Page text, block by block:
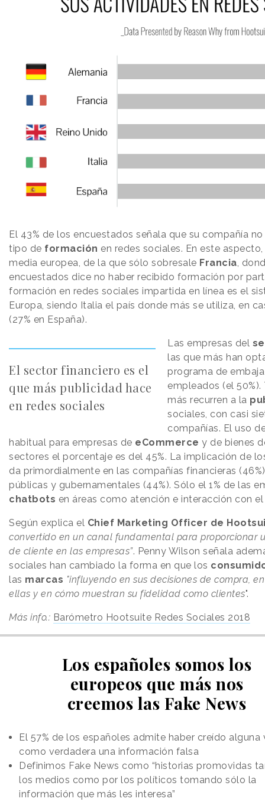
El 43% de los encuestados señala que su compañía
tipo de formación en redes sociales. En este aspecto,
media europea, de la que sólo sobresale Francia ,
encuestados dice no haber recibido formación por
formación en redes sociales impartida en línea es el
Europa, siendo Italia el país donde más se utiliza, en
(27% en España).
El sector financiero es el
que más publicidad hace
en redes sociales
Las empresas del
las que más han
programa de
empleados (el
más recurren a la
sociales, con casi
compañías. El uso
habitual para empresas de eCommerce y de bienes
sectores el porcentaje es del 45%. La implicación de
da primordialmente en las compañías financieras
públicas y gubernamentales (44%). Sólo el 1% de las
chatbots en áreas como atención e interacción con
Según explica el Chief Marketing Officer de
convertido en un canal fundamental para proporcionar
de cliente en las empresas”. Penny Wilson señala
sociales han cambiado la forma en que los
las marcas "influyendo en sus decisiones de compra,
ellas y en cómo muestran su fidelidad como clientes".
Más info.: Barómetro Hootsuite Redes Sociales 2018
Los españoles somos los
europeos que más nos
creemos las Fake News
El 57% de los españoles admite haber creído alguna
como verdadera una información falsa
Definimos Fake News como “historias promovidas
los medios como por los políticos tomando sólo la
información que más les interesa”